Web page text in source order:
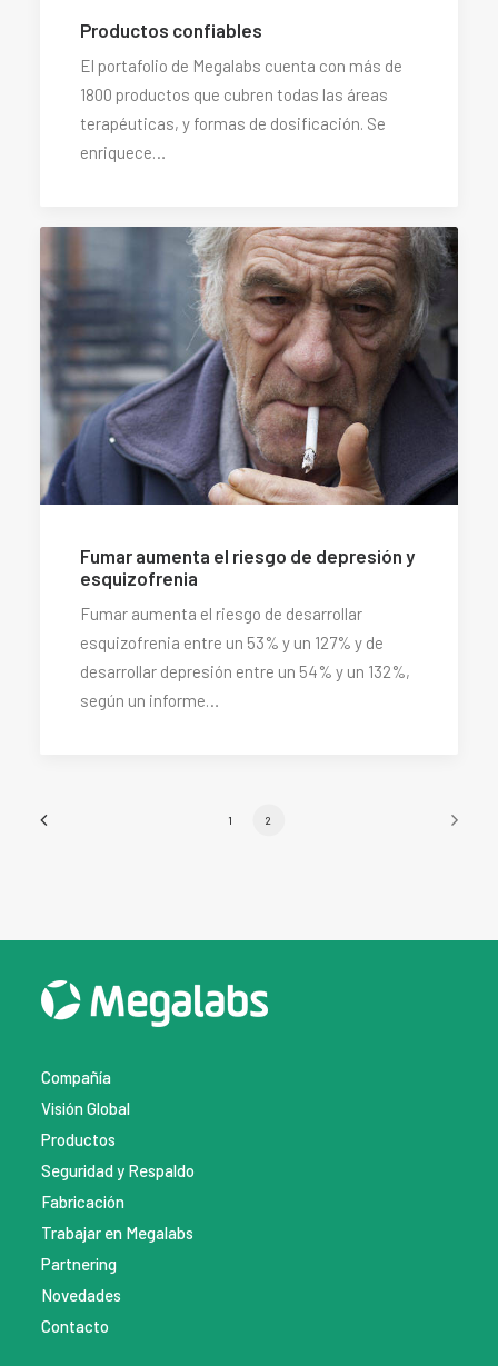
Productos confiables
El portafolio de Megalabs cuenta con más de
1800 productos que cubren todas las áreas
terapéuticas, y formas de dosificación. Se
enriquece…
Fumar aumenta el riesgo de depresión y
esquizofrenia
Fumar aumenta el riesgo de desarrollar
esquizofrenia entre un 53% y un 127% y de
desarrollar depresión entre un 54% y un 132%,
según un informe…
1 2
Compañía
Visión Global
Productos
Seguridad y Respaldo
Fabricación
Trabajar en Megalabs
Partnering
Novedades
Contacto